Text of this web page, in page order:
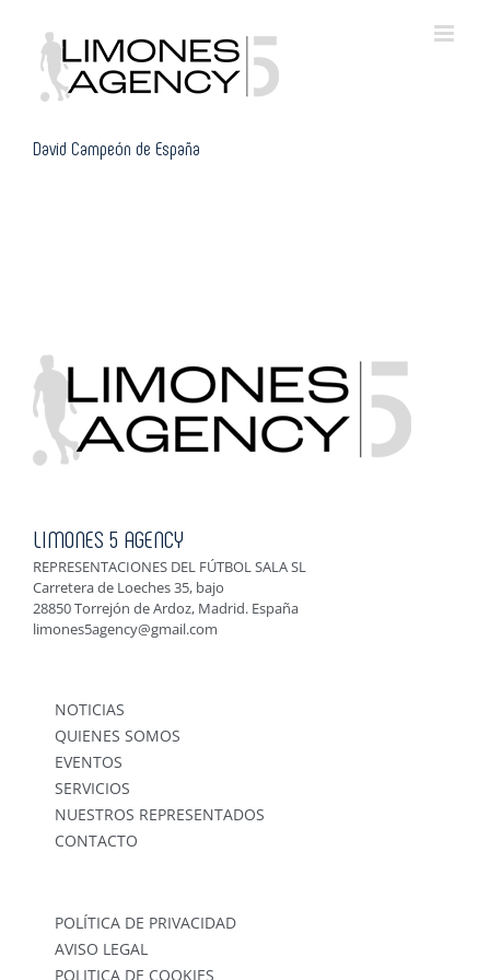
content
David Campeón de España
LIMONES 5 AGENCY
REPRESENTACIONES DEL FÚTBOL SALA SL
Carretera de Loeches 35, bajo
28850 Torrejón de Ardoz, Madrid. España
limones5agency@gmail.com
NOTICIAS
QUIENES SOMOS
EVENTOS
SERVICIOS
NUESTROS REPRESENTADOS
CONTACTO
POLÍTICA DE PRIVACIDAD
AVISO LEGAL
POLITICA DE COOKIES